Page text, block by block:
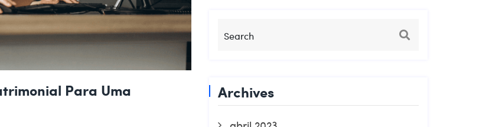
Para Uma
Archives